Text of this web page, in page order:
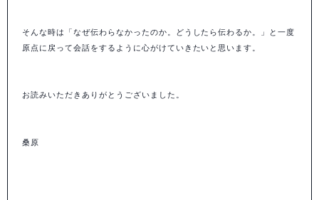
そんな時は「なぜ伝わらなかったのか。どうしたら伝わるか。」と一度
原点に戻って会話をするように心がけていきたいと思います。
お読みいただきありがとうございました。
桑原